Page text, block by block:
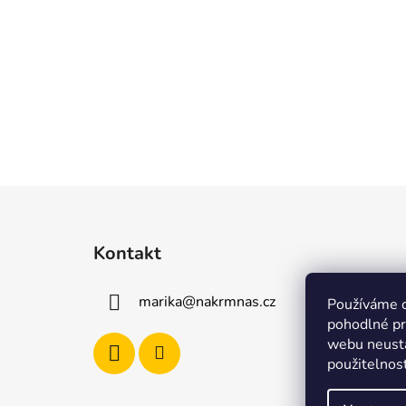
Používáme
pohodlné
webu
Kontakt
marika@nakrmnas.cz